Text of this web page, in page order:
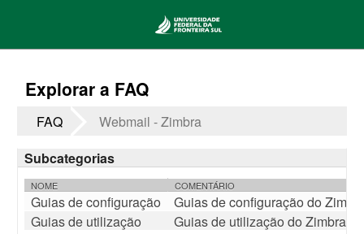
Explorar a FAQ
FAQ
Webmail - Zimbra
Subcategorias
NOME COMENTÁRIO
Guias de configuração
Guias de configuração do
Guias de utilização
Guias de utilização do Zimbra